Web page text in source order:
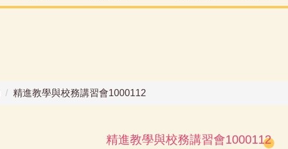
精進教學與校務講習會1000112
精進教學與校務講習會1000112